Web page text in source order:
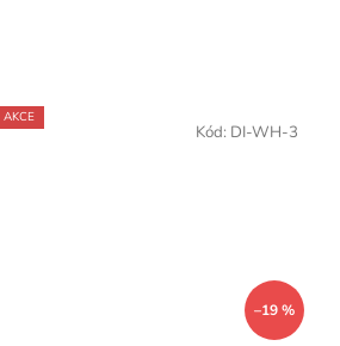
AKCE
–19 %
Kód: DI-WH-3